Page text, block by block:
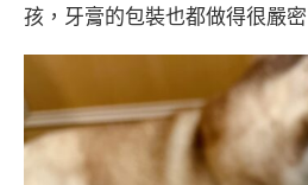
孩，牙膏的包裝也都做得很嚴